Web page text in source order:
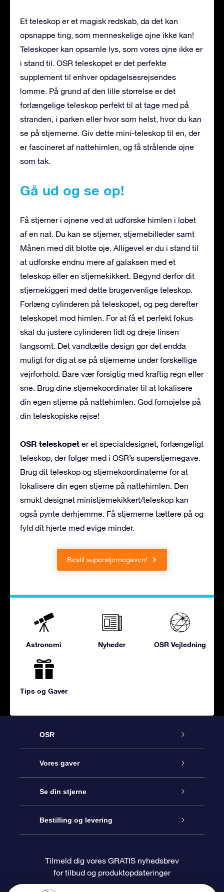
Et teleskop er et magisk redskab, da det kan
opsnappe ting, som menneskelige øjne ikke kan!
Teleskoper kan opsamle lys, som vores øjne ikke er
i stand til. OSR teleskopet er det perfekte
supplement til enhver opdagelsesrejsendes
lomme. På grund af den lille størrelse er det
forlængelige teleskop perfekt til at tage med på
stranden, i parken eller hvor som helst, hvor du kan
se på stjernerne. Giv dette mini-teleskop til en, der
er fascineret af nattehimlen, og få strålende øjne
som tak.
Gå ud og se op!
Få stjerner i øjnene ved at udforske himlen i løbet
af en nat. Du kan se stjerner, stjernebilleder samt
Månen med dit blotte øje. Alligevel er du i stand til
at udforske endnu mere af galaksen med et
teleskop eller en stjernekikkert. Begynd derfor dit
stjernekiggeri med dette brugervenlige teleskop.
Forlæng cylinderen på teleskopet, og peg derefter
teleskopet mod himlen. For at få et perfekt fokus
skal du justere cylinderen lidt og dreje linsen
langsomt. Det vandtætte design gør det endda
muligt for dig at se på stjernerne under forskellige
vejrforhold. Bare vær forsigtig med kraftig regn eller
sne. Brug dine stjernekoordinater til at lokalisere
din egen stjerne på nattehimlen. God fornøjelse på
din teleskopiske rejse!
OSR teleskopet er et specialdesignet, forlængeligt
teleskop, der følger med i OSR’s superstjernegave.
Brug dit teleskop og stjernekoordinaterne for at
lokalisere din egen stjerne på nattehimlen. Den
smukt designet ministjernekikkert/teleskop kan
også pynte derhjemme. Få stjernerne tættere på og
fyld dit hjerte med evige minder.
Bestil superstjernegaven!
Astronomi Nyheder OSR Vejledning
Tips og Gaver
OSR
Kundeservice
Kontakt os
Bloggen
Anmeldelser
Vores gaver
Online Stjernegave
OSR Gavepakke
OSR Gavekortet
Se din stjerne
Star Register
Personliggjort Stjerneside
Bestilling og levering
Betalingsinformation
Tilmeld dig vores GRATIS nyhedsbrev
for tilbud og produktopdateringer